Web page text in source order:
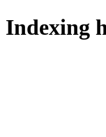
Indexing